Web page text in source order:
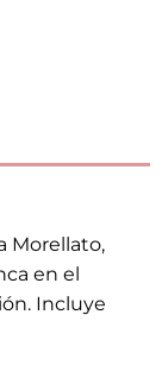
Morellato,
en el
Incluye